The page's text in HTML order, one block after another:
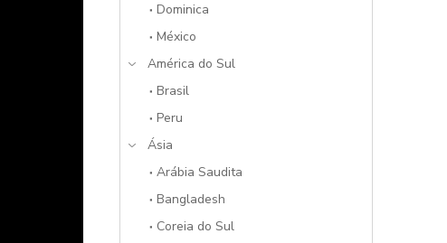
Dominica
México
América do Sul
Brasil
Peru
Ásia
Arábia Saudita
Bangladesh
Coreia do Sul